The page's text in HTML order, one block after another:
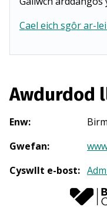
Cael eich sgôr ar-
Awdurdod
Enw:
Gwefan:
Cyswllt e-bost: